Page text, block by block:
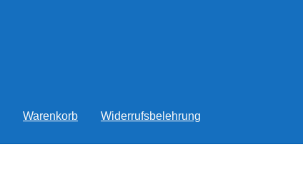
Warenkorb Widerrufsbelehrung